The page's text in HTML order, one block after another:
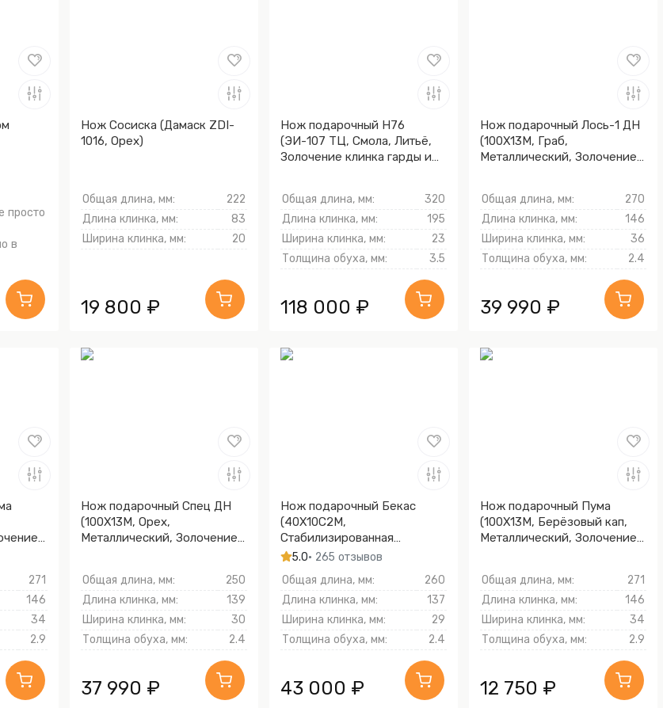
просто
в
Нож Сосиска (Дамаск ZDI-
1016, Орех)
Общая длина, мм:
222
Длина клинка, мм:
83
Ширина клинка, мм:
20
19 800 ₽
Нож подарочный Н76
(ЭИ-107 ТЦ, Смола, Литьё,
Золочение клинка гарды и
Общая длина, мм:
320
Длина клинка, мм:
195
Ширина клинка, мм:
23
Толщина обуха, мм:
3.5
118 000 ₽
Нож подарочный Лось-1 ДН
(100Х13М, Граб,
Металлический, Золочение
Общая длина, мм:
270
Длина клинка, мм:
146
Ширина клинка, мм:
36
Толщина обуха, мм:
2.4
39 990 ₽
271
146
34
2.9
Нож подарочный Спец ДН
(100Х13М, Орех,
Металлический, Золочение
Общая длина, мм:
250
Длина клинка, мм:
139
Ширина клинка, мм:
30
Толщина обуха, мм:
2.4
37 990 ₽
Нож подарочный Бекас
(40Х10С2М,
Стабилизированная
карельская береза, Литьё,
тыльника)
5.0• 265 отзывов
Общая длина, мм:
260
Длина клинка, мм:
137
Ширина клинка, мм:
29
Толщина обуха, мм:
2.4
43 000 ₽
Нож подарочный Пума
(100Х13М, Берёзовый кап,
Металлический, Золочение
Общая длина, мм:
271
Длина клинка, мм:
146
Ширина клинка, мм:
34
Толщина обуха, мм:
2.9
12 750 ₽